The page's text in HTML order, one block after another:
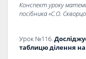
Конспект уроку
посібника «С.О.
Урок №116.
таблицю ділення на